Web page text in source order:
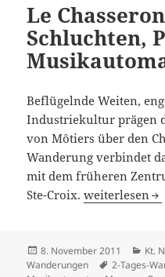
Le
Schluchten,
Beflügelnde Weiten,
Industriekultur prägen
von Môtiers über den
Wanderung verbindet
mit dem früheren
Ste-Croix.Le
weiterlesen
Veröffentlicht
am
8. November 2011 Kt.
Wanderungen
2-Tages-